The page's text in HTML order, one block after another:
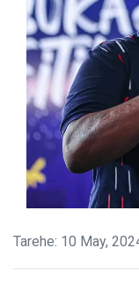
Tarehe: 10 May,